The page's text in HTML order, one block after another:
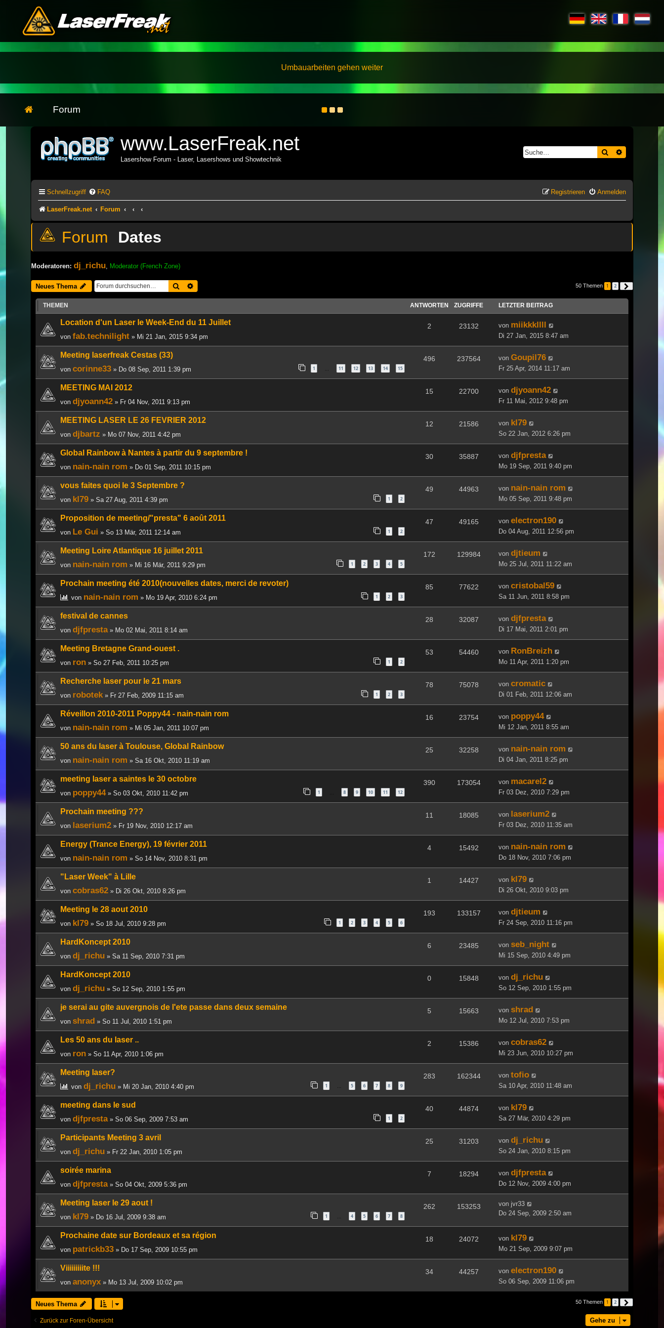
Umbauarbeiten gehen weiter
Forum
www.LaserFreak.net
Lasershow Forum - Laser, Lasershows und Showtechnik
Suche
Schnellzugriff FAQ Anmelden
Registrieren
LaserFreak.net Forum
Dates
Moderatoren: dj_richu Moderator (French Zone)
Neues Thema Suche 50 Themen 1 2
THEMEN ANTWORTEN ZUGRIFFE LETZTER BEITRAG
Location d'un Laser le Week-End du 11 Juillet
von fab.technilight » Mi 21 Jan, 2015 9:34 pm
2 23132 von miikkkllll
Di 27 Jan, 2015 8:47 am
Meeting laserfreak Cestas (33)
von corinne33 » Do 08 Sep, 2011 1:39 pm 1 11 12 13 14 15
496 237564 von Goupil76
Fr 25 Apr, 2014 11:17 am
MEETING MAI 2012
von djyoann42 » Fr 04 Nov, 2011 9:13 pm
15 22700 von djyoann42
Fr 11 Mai, 2012 9:48 pm
MEETING LASER LE 26 FEVRIER 2012
von djbartz » Mo 07 Nov, 2011 4:42 pm
12 21586 von kl79
So 22 Jan, 2012 6:26 pm
Global Rainbow à Nantes à partir du 9 septembre !
von nain-nain rom » Do 01 Sep, 2011 10:15 pm
30 35887 von djfpresta
Mo 19 Sep, 2011 9:40 pm
vous faites quoi le 3 Septembre ?
von kl79 » Sa 27 Aug, 2011 4:39 pm 1 2
49 44963 von nain-nain rom
Mo 05 Sep, 2011 9:48 pm
Proposition de meeting/"presta" 6 août 2011
von Le Gui » So 13 Mär, 2011 12:14 am 1 2
47 49165 von electron190
Do 04 Aug, 2011 12:56 pm
Meeting Loire Atlantique 16 juillet 2011
von nain-nain rom » Mi 16 Mär, 2011 9:29 pm 1 2 3 4 5
172 129984 von djtieum
Mo 25 Jul, 2011 11:22 am
Prochain meeting été 2010(nouvelles dates, merci de revoter)
von nain-nain rom » Mo 19 Apr, 2010 6:24 pm 1 2 3
85 77622 von cristobal59
Sa 11 Jun, 2011 8:58 pm
festival de cannes
von djfpresta» Mo 02 Mai, 2011 8:14 am
28 32087 von djfpresta
Di 17 Mai, 2011 2:01 pm
Meeting Bretagne Grand-ouest .
von ron » So 27 Feb, 2011 10:25 pm 1 2
53 54460 von RonBreizh
Mo 11 Apr, 2011 1:20 pm
Recherche laser pour le 21 mars
von robotek » Fr 27 Feb, 2009 11:15 am 1 2 3
78 75078 von cromatic
Di 01 Feb, 2011 12:06 am
Réveillon 2010-2011 Poppy44 - nain-nain rom
von nain-nain rom » Mi 05 Jan, 2011 10:07 pm
16 23754 von poppy44
Mi 12 Jan, 2011 8:55 am
50 ans du laser à Toulouse, Global Rainbow
von nain-nain rom » Sa 16 Okt, 2010 11:19 am
25 32258 von nain-nain rom
Di 04 Jan, 2011 8:25 pm
meeting laser a saintes le 30 octobre
von poppy44» So 03 Okt, 2010 11:42 pm 1 8 9 10 11 12
390 173054 von macarel2
Fr 03 Dez, 2010 7:29 pm
Prochain meeting ???
von laserium2 » Fr 19 Nov, 2010 12:17 am
11 18085 von laserium2
Fr 03 Dez, 2010 11:35 am
Energy (Trance Energy), 19 février 2011
von nain-nain rom » So 14 Nov, 2010 8:31 pm
4 15492 von nain-nain rom
Do 18 Nov, 2010 7:06 pm
"Laser Week" à Lille
von cobras62 » Di 26 Okt, 2010 8:26 pm
1 14427 von kl79
Di 26 Okt, 2010 9:03 pm
Meeting le 28 aout 2010
von kl79 » So 18 Jul, 2010 9:28 pm 1 2 3 4 5 6
193 133157 von djtieum
Fr 24 Sep, 2010 11:16 pm
HardKoncept 2010
von dj_richu » Sa 11 Sep, 2010 7:31 pm
6 23485 von seb_night
Mi 15 Sep, 2010 4:49 pm
HardKoncept 2010
von dj_richu » So 12 Sep, 2010 1:55 pm
0 15848 von dj_richu
So 12 Sep, 2010 1:55 pm
je serai au gite auvergnois de l'ete passe dans deux semaine
von shrad » So 11 Jul, 2010 1:51 pm
5 15663 von shrad
Mo 12 Jul, 2010 7:53 pm
Les 50 ans du laser ..
von ron » So 11 Apr, 2010 1:06 pm
2 15386 von cobras62
Mi 23 Jun, 2010 10:27 pm
Meeting laser?
von dj_richu » Mi 20 Jan, 2010 4:40 pm 1 5 6 7 8 9
283 162344 von tofio
Sa 10 Apr, 2010 11:48 am
meeting dans le sud
von djfpresta» So 06 Sep, 2009 7:53 am 1 2
40 44874 von kl79
Sa 27 Mär, 2010 4:29 pm
Participants Meeting 3 avril
von dj_richu » Fr 22 Jan, 2010 1:05 pm
25 31203 von dj_richu
So 24 Jan, 2010 8:15 pm
soirée marina
von djfpresta» So 04 Okt, 2009 5:36 pm
7 18294 von djfpresta
Do 12 Nov, 2009 4:00 pm
Meeting laser le 29 aout !
von kl79 » Do 16 Jul, 2009 9:38 am 1 4 5 6 7 8
262 153253 von jvr33
Do 24 Sep, 2009 2:50 am
Prochaine date sur Bordeaux et sa région
von patrickb33 » Do 17 Sep, 2009 10:55 pm
18 24072 von kl79
Mo 21 Sep, 2009 9:07 pm
Viiiiiiiiite !!!
von anonyx » Mo 13 Jul, 2009 10:02 pm
34 44257 von electron190
So 06 Sep, 2009 11:06 pm
Neues Thema 50 Themen 1 2
Zurück zur Foren-Übersicht Gehe zu